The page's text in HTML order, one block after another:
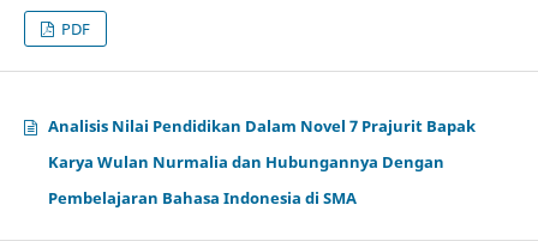
PDF
Analisis Nilai Pendidikan Dalam Novel 7 Prajurit Bapak
Karya Wulan Nurmalia dan Hubungannya Dengan
Pembelajaran Bahasa Indonesia di SMA